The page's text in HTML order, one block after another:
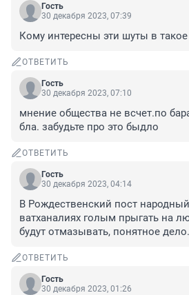
Гость
30 декабря 2023, 07:39
Кому интересны эти шуты в
ОТВЕТИТЬ
Гость
30 декабря 2023, 07:10
мнение общества не всчет.по
бла. забудьте про это быдло
ОТВЕТИТЬ
Гость
30 декабря 2023, 04:14
В Рождественский пост
ватханалиях голым прыгать на
будут отмазывать, понятное дело.
ОТВЕТИТЬ
Гость
30 декабря 2023, 01:26